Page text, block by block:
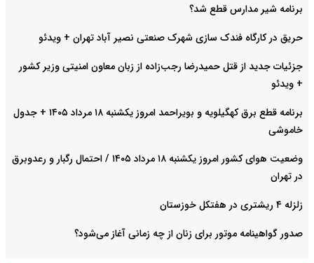
برنامه شیر مدارس قطع شد؟
حریق در کارگاه فندک سازی شهرک صنعتی نصیر آباد تهران + ویدئو
جزئیات جدید از قتل حمیدرضا رجب‌زاده از زبان معاون امنیتی وزیر کشور
+ ویدئو
برنامه قطع برق کهگیلویه و بویراحمد امروز یکشنبه ۱۸ مرداد ۱۴۰۵ + جدول
خاموشی
وضعیت هوای کشور امروز یکشنبه ۱۸ مرداد ۱۴۰۵ / احتمال رگبار و رعدوبرق
در تهران
زلزله ۴ ریشتری در هفتکل خوزستان
صدور گواهینامه موتور برای زنان از چه زمانی آغاز می‌شود؟